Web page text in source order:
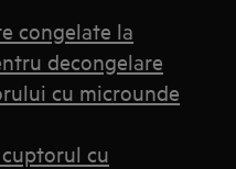
congelate la
decongelare
cu microunde
cu